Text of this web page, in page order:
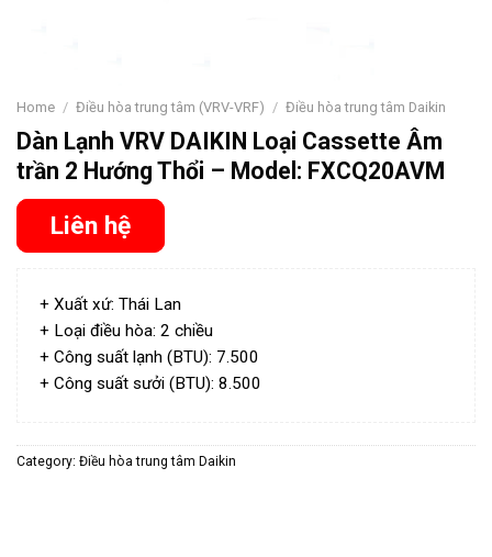
Home / Điều hòa trung tâm (VRV-VRF) / Điều hòa trung tâm Daikin
Dàn Lạnh VRV DAIKIN Loại Cassette Âm
trần 2 Hướng Thổi – Model: FXCQ20AVM
Liên hệ
+ Xuất xứ: Thái Lan
+ Loại điều hòa: 2 chiều
+ Công suất lạnh (BTU): 7.500
+ Công suất sưởi (BTU): 8.500
Category: Điều hòa trung tâm Daikin